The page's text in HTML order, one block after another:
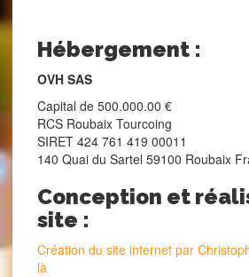
Hébergement :
OVH SAS
Capital de 500.000.00 €
RCS Roubaix Tourcoing
SIRET 424 761 419 00011
140 Quai du Sartel 59100 Roubaix
Conception et
site :
Création du site internet par
là